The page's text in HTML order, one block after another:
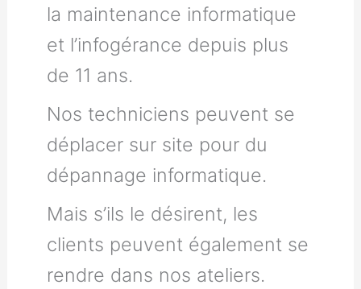
la maintenance informatique
et l’infogérance depuis plus
de 11 ans.
Nos techniciens peuvent se
déplacer sur site pour du
dépannage informatique.
Mais s’ils le désirent, les
clients peuvent également se
rendre dans nos ateliers.